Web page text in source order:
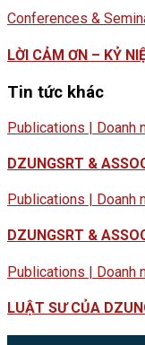
Conferences &
LỜI CẢM ƠN – KỶ
Tin tức khác
Publications | Doanh
DZUNGSRT &
Publications | Doanh
DZUNGSRT &
Publications | Doanh
LUẬT SƯ CỦA